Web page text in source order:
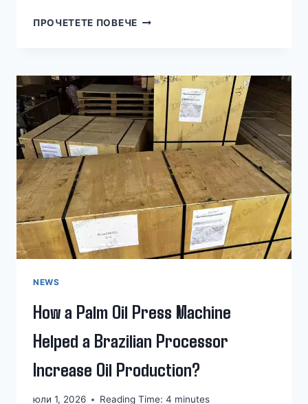
ПРОЧЕТЕТЕ ПОВЕЧЕHOW
EXPANDED
PEANUT
PROCESSING
WITH
A
HYDRAULIC
OIL
PRESS?
NEWS
How a Palm Oil Press Machine
Helped a Brazilian Processor
Increase Oil Production?
юли 1, 2026 Reading Time: 4 minutes